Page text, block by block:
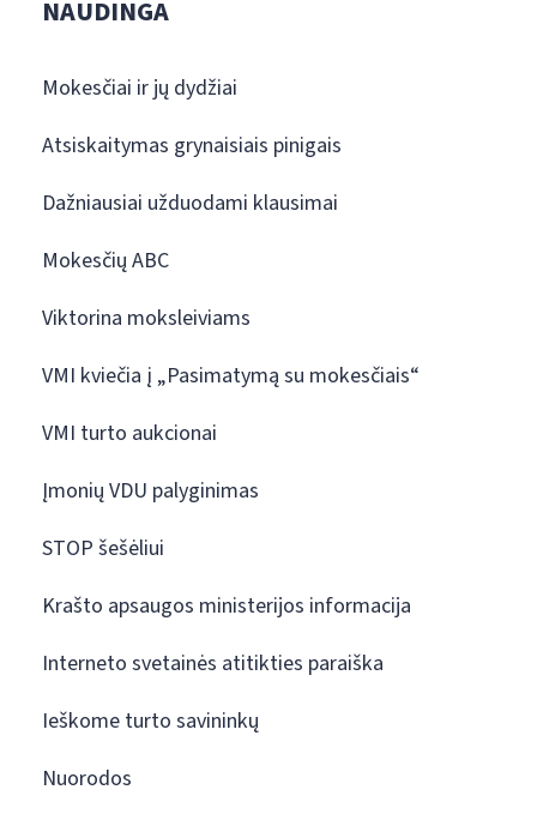
NAUDINGA
Mokesčiai ir jų dydžiai
Atsiskaitymas grynaisiais pinigais
Dažniausiai užduodami klausimai
Mokesčių ABC
Viktorina moksleiviams
VMI kviečia į „Pasimatymą su mokesčiais“
VMI turto aukcionai
Įmonių VDU palyginimas
STOP šešėliui
Krašto apsaugos ministerijos informacija
Interneto svetainės atitikties paraiška
Ieškome turto savininkų
Nuorodos